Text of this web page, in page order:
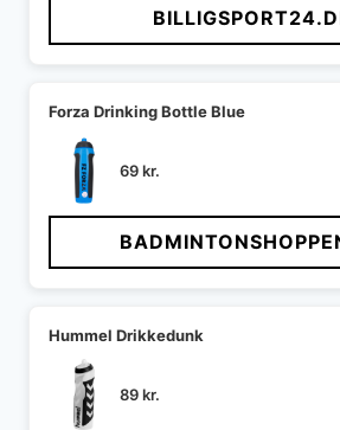
Forza Drinking Bottle Blue
69kr.
Hummel Drikkedunk
89kr.